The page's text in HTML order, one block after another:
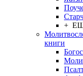
+
книги